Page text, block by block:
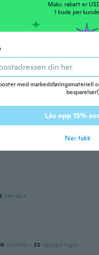
de se couper.
omtaler · 1 opplastinger
omtaler
omtaler · 32 opplastinger
Maks. rabatt er
1 kode per
med markedsføringsmateriell
Lås opp 15%
Nei takk